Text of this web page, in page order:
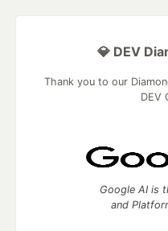
💎 DEV
Thank you to our
DEV
Google AI is
and